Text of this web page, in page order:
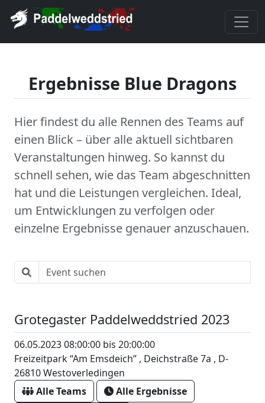
Ergebnisse Blue Dragons
Hier findest du alle Rennen des Teams auf
einen Blick – über alle aktuell sichtbaren
Veranstaltungen hinweg. So kannst du
schnell sehen, wie das Team abgeschnitten
hat und die Leistungen vergleichen. Ideal,
um Entwicklungen zu verfolgen oder
einzelne Ergebnisse genauer anzuschauen.
Grotegaster Paddelweddstried 2023
06.05.2023 08:00:00 bis 20:00:00
Freizeitpark “Am Emsdeich” , Deichstraße 7a , D-
26810 Westoverledingen
Alle Teams
Alle Ergebnisse